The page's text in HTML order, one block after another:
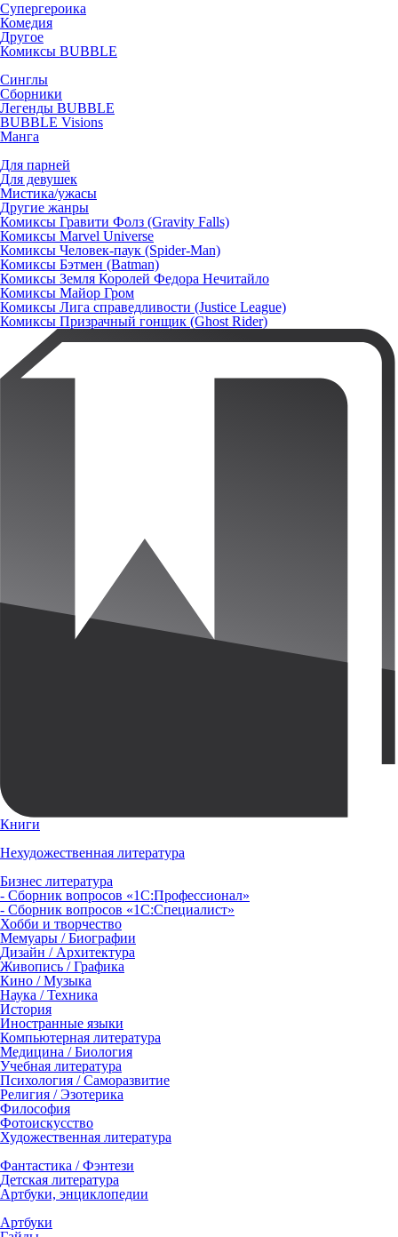
Супергероика
Комедия
Другое
Комиксы BUBBLE
Синглы
Сборники
Легенды BUBBLE
BUBBLE Visions
Манга
Для парней
Для девушек
Мистика/ужасы
Другие жанры
Комиксы Гравити Фолз (Gravity Falls)
Комиксы Marvel Universe
Комиксы Человек-паук (Spider-Man)
Комиксы Бэтмен (Batman)
Комиксы Земля Королей Федора Нечитайло
Комиксы Майор Гром
Комиксы Лига справедливости (Justice League)
Комиксы Призрачный гонщик (Ghost Rider)
Книги
Нехудожественная литература
Бизнес литература
- Сборник вопросов «1С:Профессионал»
- Сборник вопросов «1С:Специалист»
Хобби и творчество
Мемуары / Биографии
Дизайн / Архитектура
Живопись / Графика
Кино / Музыка
Наука / Техника
История
Иностранные языки
Компьютерная литература
Медицина / Биология
Учебная литература
Психология / Саморазвитие
Религия / Эзотерика
Философия
Фотоискусство
Художественная литература
Фантастика / Фэнтези
Детская литература
Артбуки, энциклопедии
Артбуки